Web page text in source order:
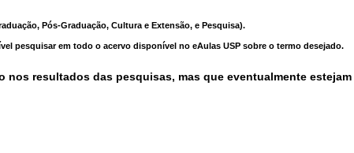
Pós-Graduação, Cultura e Extensão, e Pesquisa).
pesquisar em todo o acervo disponível no eAulas USP sobre o termo desejado.
nos resultados das pesquisas, mas que eventualmente estejam